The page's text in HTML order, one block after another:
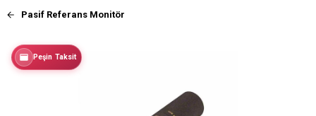
Pasif Referans Monitör
Peşin Taksit